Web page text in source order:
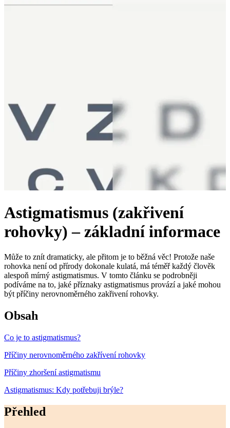
Astigmatismus (zakřivení
rohovky) – základní informace
Může to znít dramaticky, ale přitom je to běžná věc! Protože naše
rohovka není od přírody dokonale kulatá, má téměř každý člověk
alespoň mírný astigmatismus. V tomto článku se podrobněji
podíváme na to, jaké příznaky astigmatismus provází a jaké mohou
být příčiny nerovnoměrného zakřivení rohovky.
Obsah
Co je to astigmatismus?
Příčiny nerovnoměrného zakřívení rohovky
Příčiny zhoršení astigmatismu
Astigmatismus: Kdy potřebuji brýle?
Přehled